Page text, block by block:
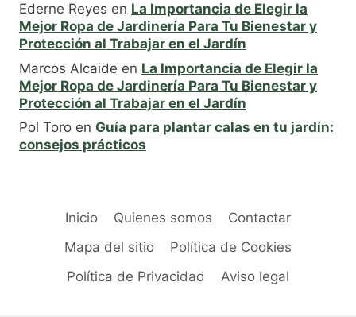
Ederne Reyes en La Importancia de Elegir la
Mejor Ropa de Jardinería Para Tu Bienestar y
Protección al Trabajar en el Jardín
Marcos Alcaide en La Importancia de Elegir la
Mejor Ropa de Jardinería Para Tu Bienestar y
Protección al Trabajar en el Jardín
Pol Toro en Guía para plantar calas en tu jardín:
consejos prácticos
Inicio Quienes somos
Contactar
Mapa del sitio
Política de Cookies
Política de Privacidad
Aviso legal